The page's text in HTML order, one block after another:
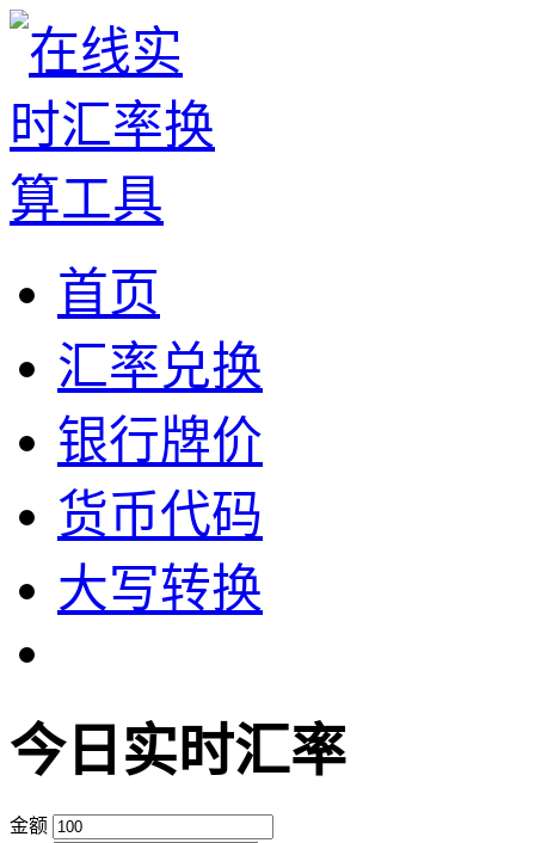
首页
汇率兑换
银行牌价
货币代码
大写转换
今日实时汇率
金额